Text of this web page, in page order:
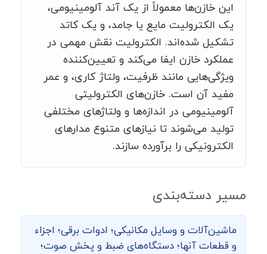
این خازن‌ها معمولاً از یک آند آلومینیومی،
یک الکترولیت مایع یا جامد، و یک کاتد
تشکیل شده‌اند. الکترولیت نقش مهمی در
عملکرد خازن ایفا می‌کند و تعیین‌کننده
ویژگی‌هایی مانند ظرفیت، ولتاژ کاری، و عمر
مفید آن است. خازن‌های الکترولیتی
آلومینیومی در اندازه‌ها و ولتاژهای مختلفی
تولید می‌شوند تا نیازهای متنوع مدارهای
الکترونیکی را برآورده سازند.
مسیر دسته‌بندی
ماشین‌‌آلات و وسایل مکانیکی؛ ادوات برقی؛ اجزاء
و قطعات آنها؛ دستگاه‌های ضبط و پخش صوت؛